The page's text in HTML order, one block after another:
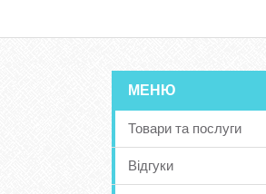
Товари та послуги
Відгуки